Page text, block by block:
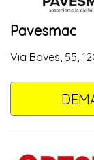
Pavesmac
Via Boves, 55,